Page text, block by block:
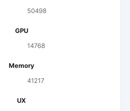
50498
GPU
14768
Memory
41217
UX